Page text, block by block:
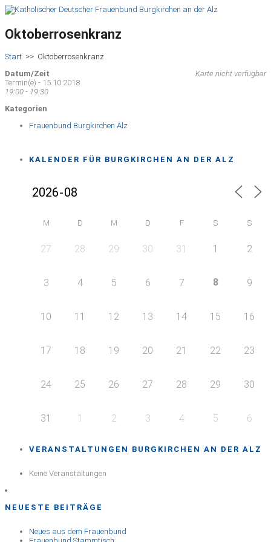
Oktoberrosenkranz
Start >> Oktoberrosenkranz
Karte nicht verfügbar
Datum/Zeit
Termin(e) - 15.10.2018
19:00 - 19:30
Kategorien
Frauenbund Burgkirchen Alz
KALENDER FÜR BURGKIRCHEN AN DER ALZ
M D M D F S S
27 28 29 30 31 1 2
3 4 5 6 7 8 9
10 11 12 13 14 15 16
17 18 19 20 21 22 23
24 25 26 27 28 29 30
31 1 2 3 4 5 6
VERANSTALTUNGEN BURGKIRCHEN AN DER ALZ
Keine Veranstaltungen
NEUESTE BEITRÄGE
Neues aus dem Frauenbund